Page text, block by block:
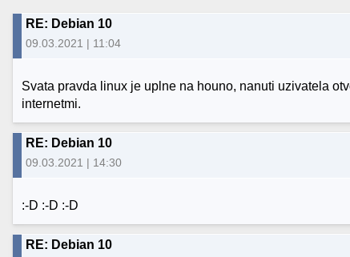
RE: Debian 10
09.03.2021 | 11:04
Svata pravda linux je uplne na houno, nanuti uzivatela
internetmi.
RE: Debian 10
09.03.2021 | 14:30
:-D :-D :-D
RE: Debian 10